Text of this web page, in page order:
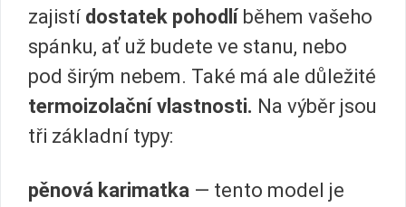
zajistí dostatek pohodlí během vašeho
spánku, ať už budete ve stanu, nebo
pod širým nebem. Také má ale důležité
termoizolační vlastnosti. Na výběr jsou
tři základní typy:
pěnová karimatka — tento model je